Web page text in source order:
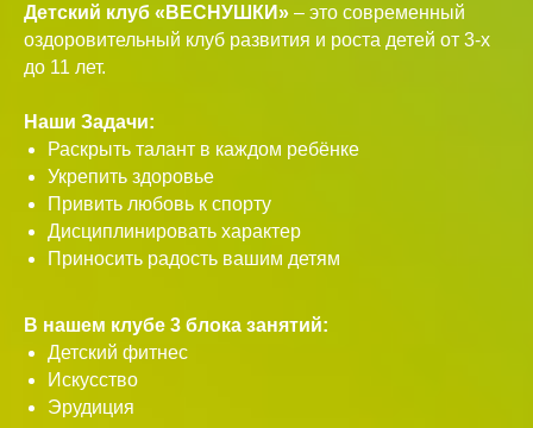
Детский клуб «ВЕСНУШКИ» – это современный
оздоровительный клуб развития и роста детей от 3-х
до 11 лет.
Наши Задачи:
Раскрыть талант в каждом ребёнке
Укрепить здоровье
Привить любовь к спорту
Дисциплинировать характер
Приносить радость вашим детям
В нашем клубе 3 блока занятий:
Детский фитнес
Искусство
Эрудиция